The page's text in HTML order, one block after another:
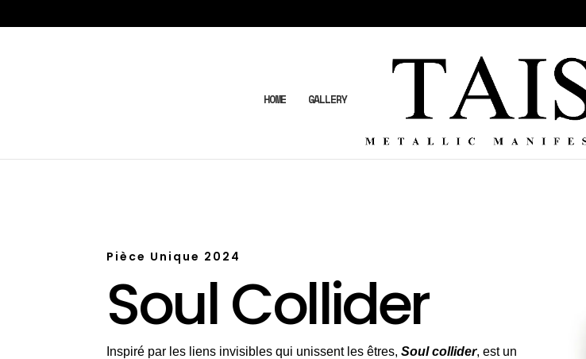
HOME GALLERY
Pièce Unique 2024
Soul Collider
Inspiré par les liens invisibles qui unissent les êtres,Soul collider, est un